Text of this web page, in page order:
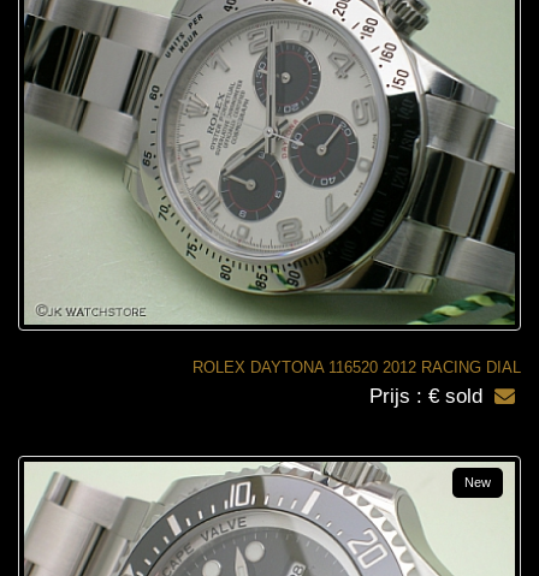
ROLEX DAYTONA 116520 2012 RACING DIAL
Prijs : € sold
New